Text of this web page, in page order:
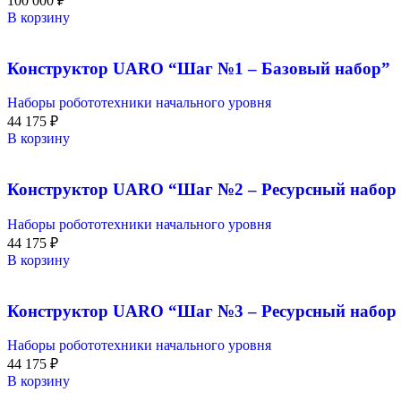
В корзину
Конструктор UARO “Шаг №1 – Базовый набор”
Наборы робототехники начального уровня
44 175 ₽
В корзину
Конструктор UARO “Шаг №2 – Ресурсный набор
Наборы робототехники начального уровня
44 175 ₽
В корзину
Конструктор UARO “Шаг №3 – Ресурсный набор
Наборы робототехники начального уровня
44 175 ₽
В корзину